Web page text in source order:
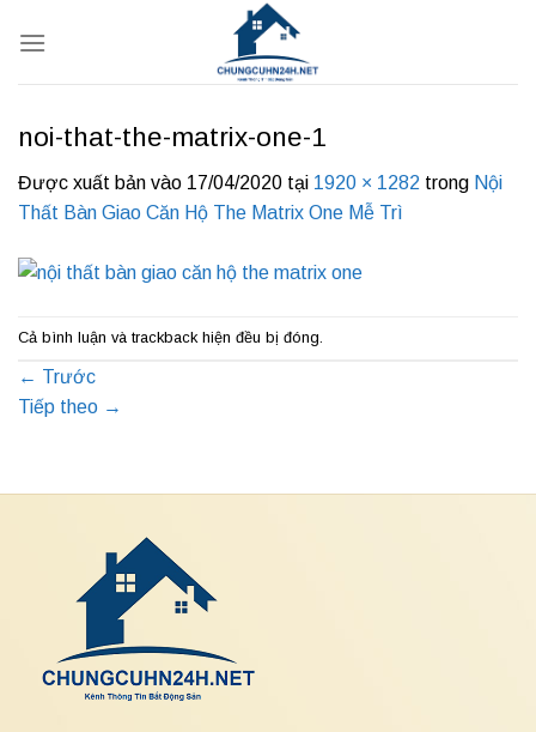
qua
noi-that-the-matrix-one-1
Được xuất bản vào 17/04/2020 tại 1920 × 1282 trong Nội
Thất Bàn Giao Căn Hộ The Matrix One Mễ Trì
Cả bình luận và trackback hiện đều bị đóng.
← Trước
Tiếp theo →